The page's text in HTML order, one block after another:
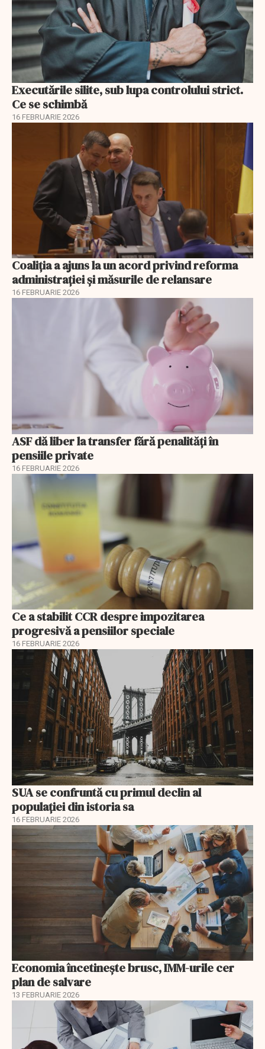
Executările silite, sub lupa controlului strict.
Ce se schimbă
16 FEBRUARIE 2026
Coaliția a ajuns la un acord privind reforma
administrației și măsurile de relansare
16 FEBRUARIE 2026
ASF dă liber la transfer fără penalități în
pensiile private
16 FEBRUARIE 2026
Ce a stabilit CCR despre impozitarea
progresivă a pensiilor speciale
16 FEBRUARIE 2026
SUA se confruntă cu primul declin al
populației din istoria sa
16 FEBRUARIE 2026
Economia încetinește brusc, IMM-urile cer
plan de salvare
13 FEBRUARIE 2026